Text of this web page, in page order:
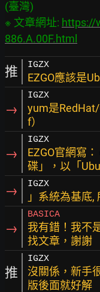
(臺灣)
※ 文章網址: https://
886.A.00F.html
推 IGZX
EZGO應該是
→
IGZX
yum是
f）
→
IGZX
EZGO官網寫
碟」，以「
→ IGZX
」系統為基底
→
BASICA
我有錯！我不
找文章，謝謝
推
IGZX
沒關係，新手
版後面就好解